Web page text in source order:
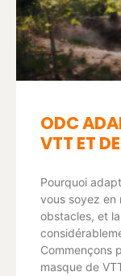
ODC
VTT ET
Pourquoi
vous soyez en
obstacles, et
Commençons
masque de